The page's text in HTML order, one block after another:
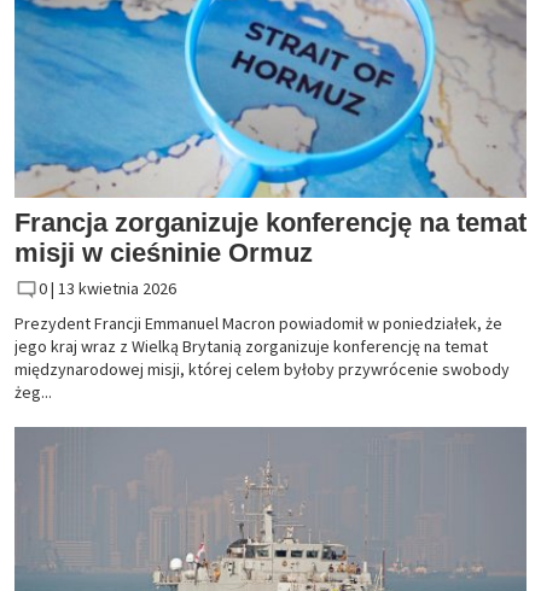
Francja zorganizuje konferencję na temat
misji w cieśninie Ormuz
0 | 13 kwietnia 2026
Prezydent Francji Emmanuel Macron powiadomił w poniedziałek, że
jego kraj wraz z Wielką Brytanią zorganizuje konferencję na temat
międzynarodowej misji, której celem byłoby przywrócenie swobody
żeg...